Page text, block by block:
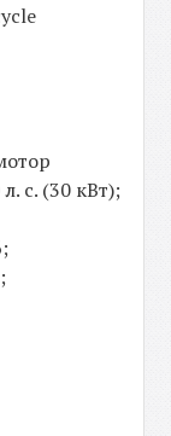
с. (30 кВт);